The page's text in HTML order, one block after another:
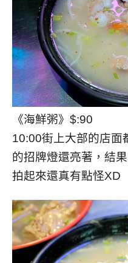
《海鮮粥》$:90
10:00街上大部的店面
的招牌燈還亮著，結
拍起來還真有點怪XD